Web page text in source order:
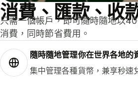
消費、匯款、收
只需一個帳戶，即可隨時隨地以
消費，同時節省費用。
隨時隨地管理你在世界各地的
集中管理各種貨幣，兼享秒速